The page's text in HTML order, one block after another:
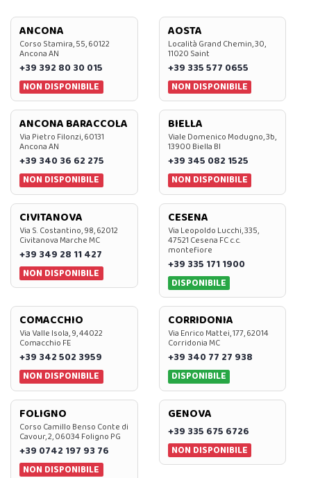
ANCONA
Corso Stamira, 55, 60122
Ancona AN
+39 392 80 30 015
NON DISPONIBILE
AOSTA
Località Grand Chemin, 30,
11020 Saint
+39 335 577 0655
NON DISPONIBILE
ANCONA BARACCOLA
Via Pietro Filonzi, 60131
Ancona AN
+39 340 36 62 275
NON DISPONIBILE
BIELLA
Viale Domenico Modugno, 3b,
13900 Biella BI
+39 345 082 1525
NON DISPONIBILE
CIVITANOVA
Via S. Costantino, 98, 62012
Civitanova Marche MC
+39 349 28 11 427
NON DISPONIBILE
CESENA
Via Leopoldo Lucchi, 335,
47521 Cesena FC c.c.
montefiore
+39 335 171 1900
DISPONIBILE
COMACCHIO
Via Valle Isola, 9, 44022
Comacchio FE
+39 342 502 3959
NON DISPONIBILE
CORRIDONIA
Via Enrico Mattei, 177, 62014
Corridonia MC
+39 340 77 27 938
DISPONIBILE
FOLIGNO
Corso Camillo Benso Conte di
Cavour, 2, 06034 Foligno PG
+39 0742 197 93 76
NON DISPONIBILE
GENOVA
+39 335 675 6726
NON DISPONIBILE